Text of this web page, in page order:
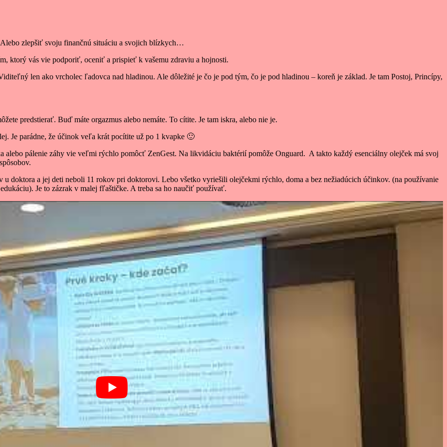
zlepšiť svoju finančnú situáciu a svojich blízkych…
ktorý vás vie podporiť, oceniť a prispieť k vašemu zdraviu a hojnosti.
len ako vrcholec ľadovca nad hladinou. Ale dôležité je čo je pod tým, čo je pod hladinou – koreň je základ. Je tam Postoj, Princípy,
predstierať. Buď máte orgazmus alebo nemáte. To cítite. Je tam iskra, alebo nie je.
Je parádne, že účinok veľa krát pocítite už po 1 kvapke 🙂
pálenie záhy vie veľmi rýchlo pomôcť ZenGest. Na likvidáciu baktérií pomôže Onguard. A takto každý esenciálny olejček má svoj
doktora a jej deti neboli 11 rokov pri doktorovi. Lebo všetko vyriešili olejčekmi rýchlo, doma a bez nežiadúcich účinkov. (na používanie
Je to zázrak v malej fľaštičke. A treba sa ho naučiť používať.